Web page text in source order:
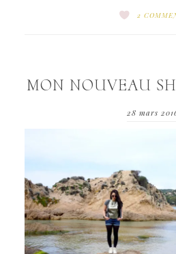
2
MON NOUVEAU
28 mars